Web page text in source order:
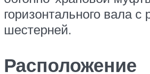
горизонтального вала с
шестерней.
Расположение